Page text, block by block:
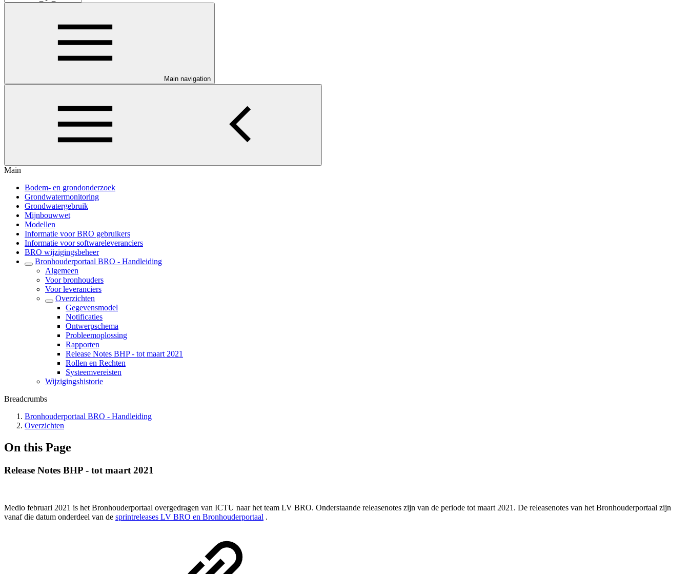
Main navigation
Main
Bodem- en grondonderzoek
Grondwatermonitoring
Grondwatergebruik
Mijnbouwwet
Modellen
Informatie voor BRO gebruikers
Informatie voor softwareleveranciers
BRO wijzigingsbeheer
Bronhouderportaal BRO - Handleiding
Algemeen
Voor bronhouders
Voor leveranciers
Overzichten
Gegevensmodel
Notificaties
Ontwerpschema
Probleemoplossing
Rapporten
Release Notes BHP - tot maart 2021
Rollen en Rechten
Systeemvereisten
Wijzigingshistorie
Breadcrumbs
Bronhouderportaal BRO - Handleiding
Overzichten
On this Page
Release Notes BHP - tot maart 2021
Medio februari 2021 is het Bronhouderportaal overgedragen van ICTU naar het team LV BRO. Onderstaande releasenotes zijn van de periode tot maart 2021. De releasenotes van het Bronhouderportaal zijn
vanaf die datum onderdeel van de sprintreleases LV BRO en Bronhouderportaal .